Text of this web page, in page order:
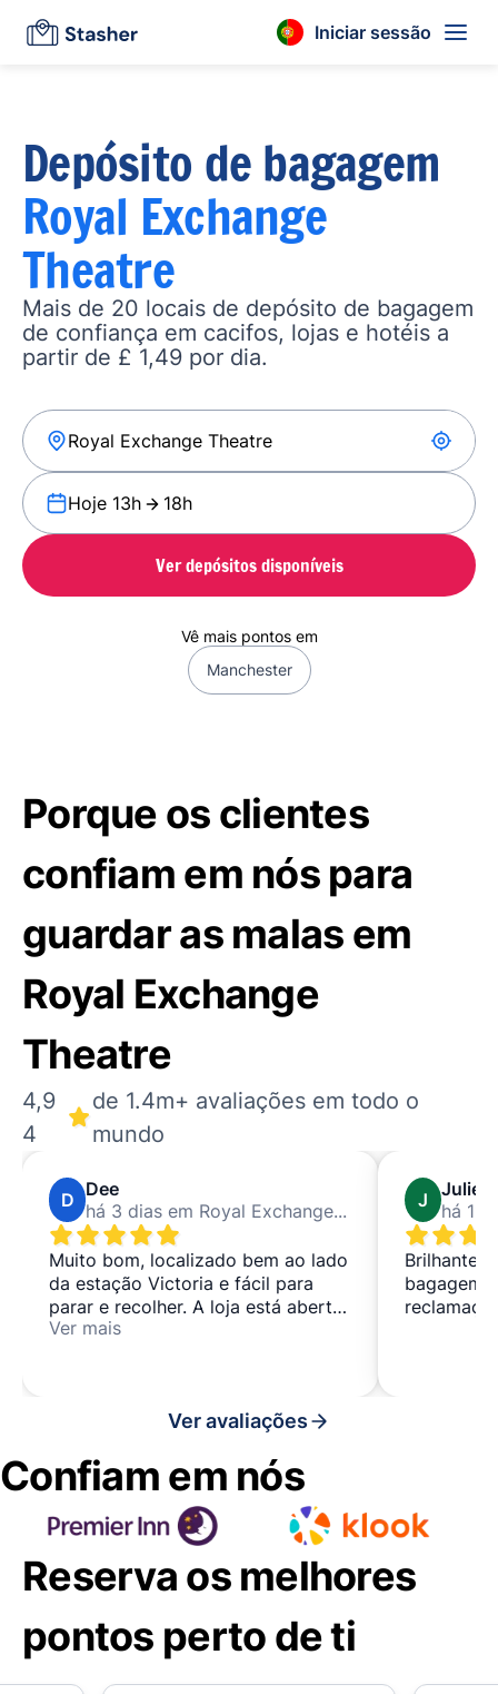
Iniciar sessão
Depósito de bagagem
Royal Exchange
Theatre
Mais de 20 locais de depósito de bagagem
de confiança em cacifos, lojas e hotéis a
partir de £ 1,49 por dia.
Hoje 13h 18h
Ver depósitos disponíveis
Vê mais pontos em
Manchester
Porque os clientes
confiam em nós para
guardar as malas em
Royal Exchange
Theatre
4,9
4
de 1.4m+ avaliações em todo o
mundo
D Dee
há 3 dias em Royal Exchange Theatre
Muito bom, localizado bem ao lado
da estação Victoria e fácil para
parar e recolher. A loja está aberta
até muito tarde também.
Ver mais
J Juliet
Brilhante,
bagagem
Ver avaliações
Confiam em nós
Reserva os melhores
pontos perto de ti